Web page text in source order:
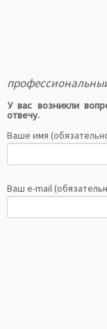
У вас возникли
отвечу.
Ваше имя
Ваш e-mail